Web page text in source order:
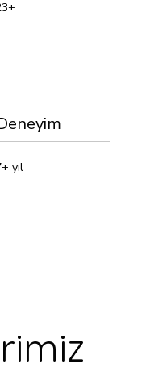
yıl